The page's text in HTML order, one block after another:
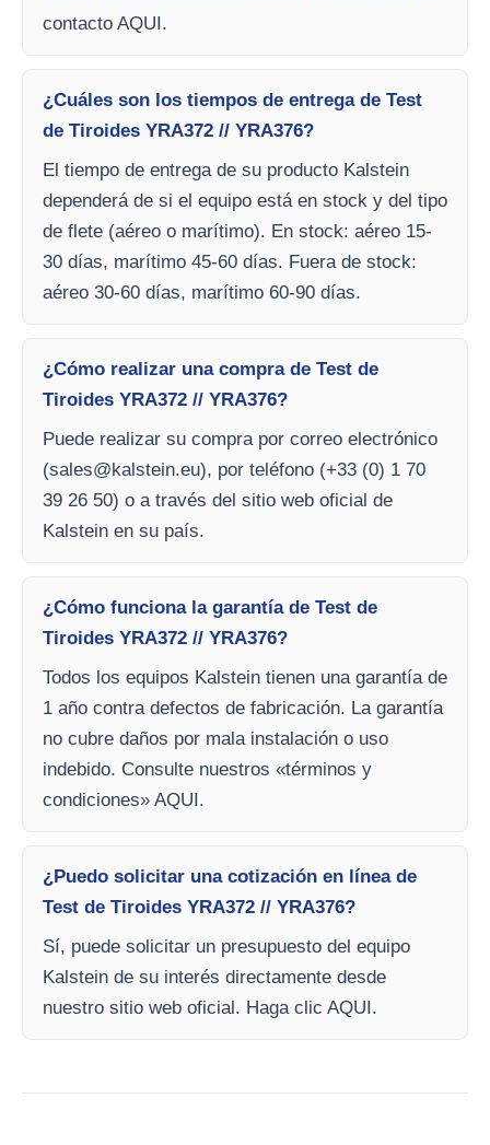
contacto AQUI.
¿Cuáles son los tiempos de entrega de Test
de Tiroides YRA372 // YRA376?
El tiempo de entrega de su producto Kalstein
dependerá de si el equipo está en stock y del tipo
de flete (aéreo o marítimo). En stock: aéreo 15-
30 días, marítimo 45-60 días. Fuera de stock:
aéreo 30-60 días, marítimo 60-90 días.
¿Cómo realizar una compra de Test de
Tiroides YRA372 // YRA376?
Puede realizar su compra por correo electrónico
(sales@kalstein.eu), por teléfono (+33 (0) 1 70
39 26 50) o a través del sitio web oficial de
Kalstein en su país.
¿Cómo funciona la garantía de Test de
Tiroides YRA372 // YRA376?
Todos los equipos Kalstein tienen una garantía de
1 año contra defectos de fabricación. La garantía
no cubre daños por mala instalación o uso
indebido. Consulte nuestros «términos y
condiciones» AQUI.
¿Puedo solicitar una cotización en línea de
Test de Tiroides YRA372 // YRA376?
Sí, puede solicitar un presupuesto del equipo
Kalstein de su interés directamente desde
nuestro sitio web oficial. Haga clic AQUI.